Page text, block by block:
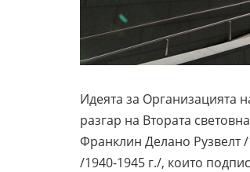
Идеята за Организацията
разгар на Втората
Франклин Делано Рузвелт
/1940-1945 г./, които